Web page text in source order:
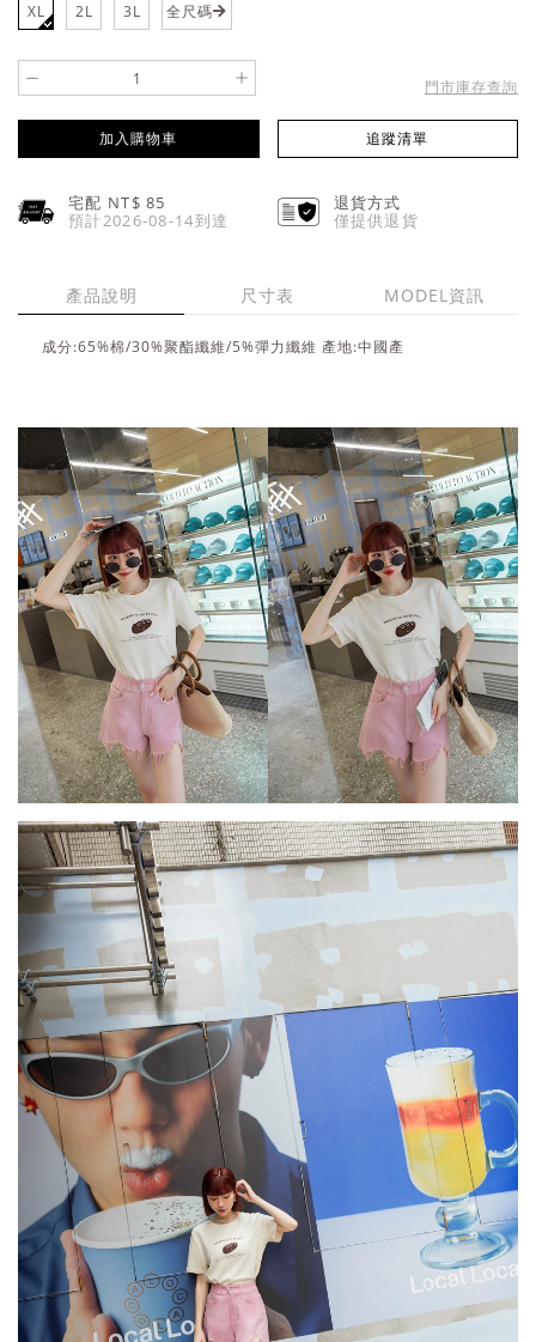
XL 2L 3L 全尺碼
- + 門市庫存查詢
加入購物車 追蹤清單
宅配 NT$85
預計2026-08-14到達
退貨方式
僅提供退貨
產品說明 尺寸表 MODEL資訊
成分:65%棉/30%聚酯纖維/5%彈力纖維 產地:中國產